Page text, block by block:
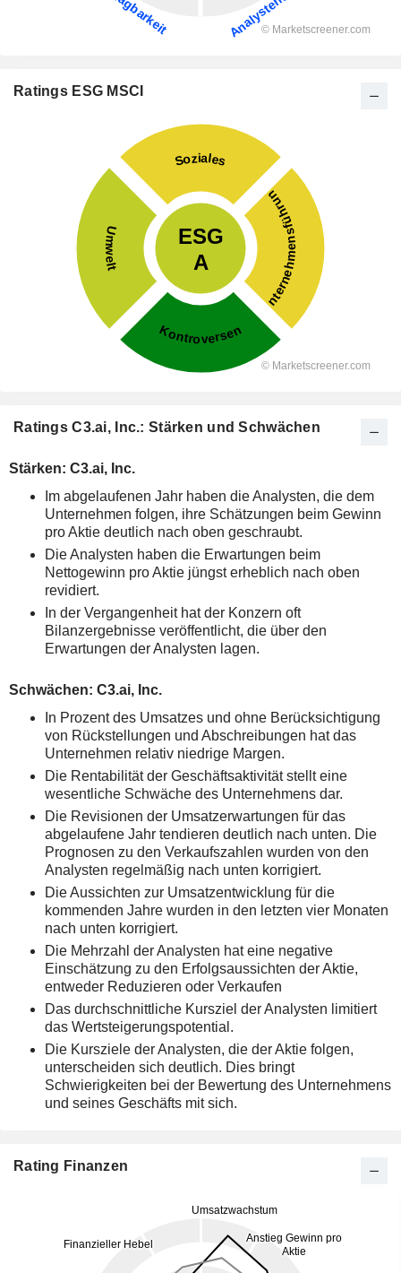
Ratings ESG MSCI
Ratings C3.ai, Inc.: Stärken und Schwächen
Stärken: C3.ai, Inc.
Im abgelaufenen Jahr haben die Analysten, die dem
Unternehmen folgen, ihre Schätzungen beim Gewinn
pro Aktie deutlich nach oben geschraubt.
Die Analysten haben die Erwartungen beim
Nettogewinn pro Aktie jüngst erheblich nach oben
revidiert.
In der Vergangenheit hat der Konzern oft
Bilanzergebnisse veröffentlicht, die über den
Erwartungen der Analysten lagen.
Schwächen: C3.ai, Inc.
In Prozent des Umsatzes und ohne Berücksichtigung
von Rückstellungen und Abschreibungen hat das
Unternehmen relativ niedrige Margen.
Die Rentabilität der Geschäftsaktivität stellt eine
wesentliche Schwäche des Unternehmens dar.
Die Revisionen der Umsatzerwartungen für das
abgelaufene Jahr tendieren deutlich nach unten. Die
Prognosen zu den Verkaufszahlen wurden von den
Analysten regelmäßig nach unten korrigiert.
Die Aussichten zur Umsatzentwicklung für die
kommenden Jahre wurden in den letzten vier Monaten
nach unten korrigiert.
Die Mehrzahl der Analysten hat eine negative
Einschätzung zu den Erfolgsaussichten der Aktie,
entweder Reduzieren oder Verkaufen
Das durchschnittliche Kursziel der Analysten limitiert
das Wertsteigerungspotential.
Die Kursziele der Analysten, die der Aktie folgen,
unterscheiden sich deutlich. Dies bringt
Schwierigkeiten bei der Bewertung des Unternehmens
und seines Geschäfts mit sich.
Rating Finanzen